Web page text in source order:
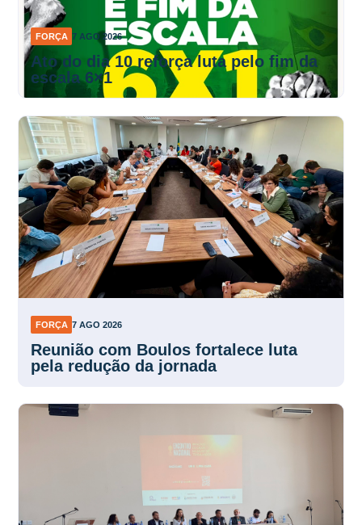
FORÇA 7 AGO 2026
Ato do dia 10 reforça luta pelo fim da
escala 6×1
FORÇA 7 AGO 2026
Reunião com Boulos fortalece luta
pela redução da jornada